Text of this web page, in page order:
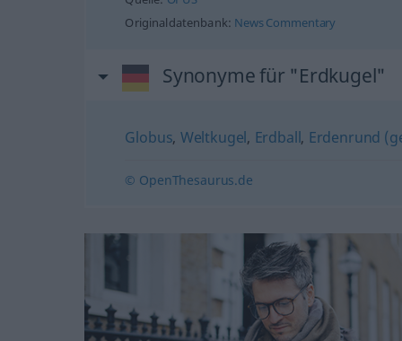
Originaldatenbank: News Commentary
Synonyme für "Erdkugel"
Globus, Weltkugel, Erdball, Erdenrund
© OpenThesaurus.de